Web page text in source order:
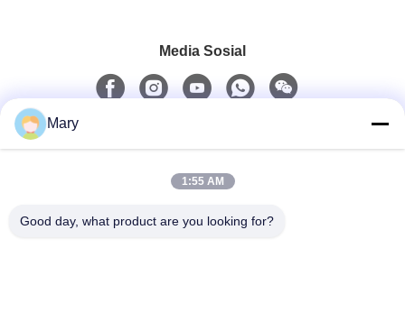
Media Sosial
0086-13711630819
Mary
1:55 AM
Good day, what product are you looking for?